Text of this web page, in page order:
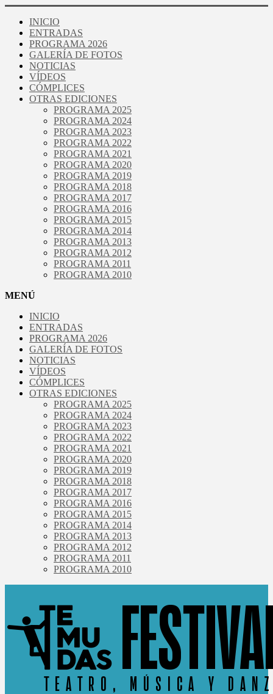
INICIO
ENTRADAS
PROGRAMA 2026
GALERÍA DE FOTOS
NOTICIAS
VÍDEOS
CÓMPLICES
OTRAS EDICIONES
PROGRAMA 2025
PROGRAMA 2024
PROGRAMA 2023
PROGRAMA 2022
PROGRAMA 2021
PROGRAMA 2020
PROGRAMA 2019
PROGRAMA 2018
PROGRAMA 2017
PROGRAMA 2016
PROGRAMA 2015
PROGRAMA 2014
PROGRAMA 2013
PROGRAMA 2012
PROGRAMA 2011
PROGRAMA 2010
MENÚ
INICIO
ENTRADAS
PROGRAMA 2026
GALERÍA DE FOTOS
NOTICIAS
VÍDEOS
CÓMPLICES
OTRAS EDICIONES
PROGRAMA 2025
PROGRAMA 2024
PROGRAMA 2023
PROGRAMA 2022
PROGRAMA 2021
PROGRAMA 2020
PROGRAMA 2019
PROGRAMA 2018
PROGRAMA 2017
PROGRAMA 2016
PROGRAMA 2015
PROGRAMA 2014
PROGRAMA 2013
PROGRAMA 2012
PROGRAMA 2011
PROGRAMA 2010